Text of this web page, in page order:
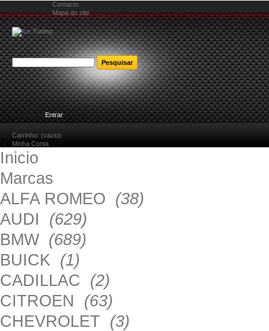
Contacto
Mapa do site
Bem-vindoEntrar
Carrinho: (vazio)
Minha Conta
Inicio
Marcas
ALFA ROMEO (38)
AUDI (629)
BMW (689)
BUICK (1)
CADILLAC (2)
CITROEN (63)
CHEVROLET (3)